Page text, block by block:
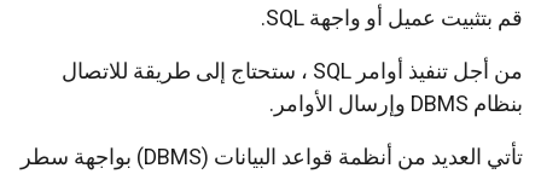
قم بتثبيت عميل أو واجهة SQL.
من أجل تنفيذ أوامر SQL ، ستحتاج إلى طريقة للاتصال
بنظام DBMS وإرسال الأوامر.
تأتي العديد من أنظمة قواعد البيانات (DBMS) بواجهة سطر